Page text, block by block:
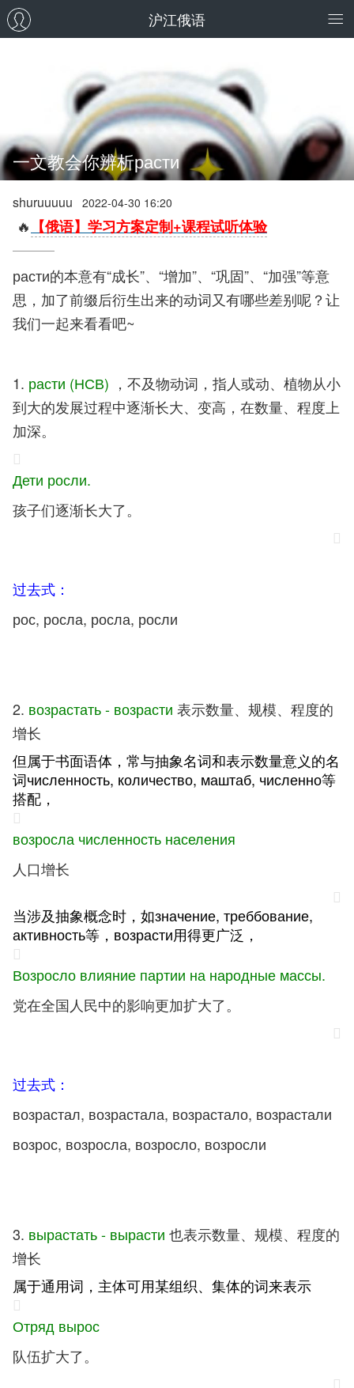
沪江俄语
一文教会你辨析расти
shuruuuuu 2022-04-30 16:20
🔥 【俄语】学习方案定制+课程试听体验
расти的本意有“成长”、“增加”、“巩固”、“加强”等意
思，加了前缀后衍生出来的动词又有哪些差别呢？让
我们一起来看看吧~
1. расти (НСВ) ，不及物动词，指人或动、植物从小
到大的发展过程中逐渐长大、变高，在数量、程度上
加深。
Дети росли.
孩子们逐渐长大了。
过去式：
рос, росла, росла, росли
2. возрастать - возрасти 表示数量、规模、程度的
增长
但属于书面语体，常与抽象名词和表示数量意义的名
词численность, количество, маштаб, численно等
搭配，
возросла численность населения
人口增长
当涉及抽象概念时，如значение, треббование,
активность等，возрасти用得更广泛，
Возросло влияние партии на народные массы.
党在全国人民中的影响更加扩大了。
过去式：
возрастал, возрастала, возрастало, возрастали
возрос, возросла, возросло, возросли
3. вырастать - вырасти 也表示数量、规模、程度的
增长
属于通用词，主体可用某组织、集体的词来表示
Отряд вырос
队伍扩大了。